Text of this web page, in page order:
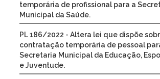
temporária de profissional para a
Municipal da Saúde.
PL 186/2022 - Altera lei que dispõe
contratação temporária de pessoal
Secretaria Municipal da Educação,
e Juventude.